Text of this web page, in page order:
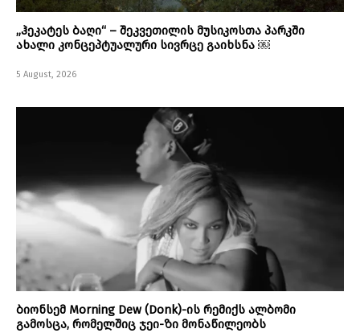
„ჰეკატეს ბაღი“ – შეკვეთილის მუსიკოსთა პარკში
ახალი კონცეპტუალური სივრცე გაიხსნა ￼
5 August, 2026
ბიონსემ Morning Dew (Donk)-ის რემიქს ალბომი
გამოსცა, რომელშიც ჯეი-ზი მონაწილეობს